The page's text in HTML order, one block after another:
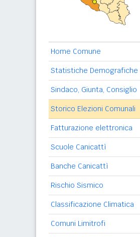
Home Comune
Statistiche Demografiche
Sindaco, Giunta, Consiglio
Storico Elezioni Comunali
Fatturazione elettronica
Scuole Canicattì
Banche Canicattì
Rischio Sismico
Classificazione Climatica
Comuni Limitrofi